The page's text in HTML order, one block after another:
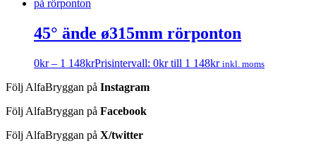
45° ände ø315mm rörponton
0kr – 1 148krPrisintervall: 0kr till 1 148kr inkl. moms
Följ AlfaBryggan på Instagram
Följ AlfaBryggan på Facebook
Följ AlfaBryggan på X/twitter